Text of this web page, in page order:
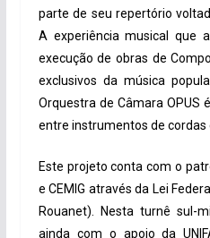
parte de seu repertório
A experiência musical que
execução de obras de
exclusivos da música
Orquestra de Câmara OPUS
entre instrumentos de cordas
Este projeto conta com o
e CEMIG através da Lei
Rouanet). Nesta turnê sul-
ainda com o apoio da